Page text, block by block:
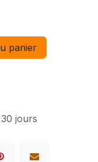
panier
jours